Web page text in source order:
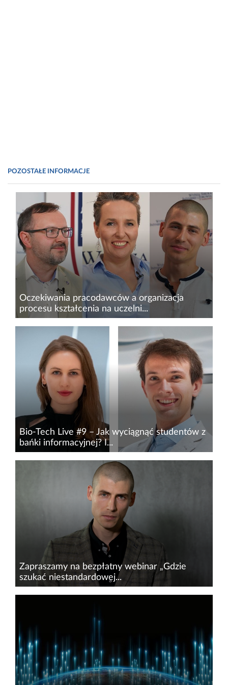
POZOSTAŁE INFORMACJE
Oczekiwania pracodawców a organizacja
procesu kształcenia na uczelni...
Udostępniliśmy właśnie dla Was drugi panel
dyskusyjny, zorganizowany w ramach
tegorocznego Beauty Innovations – Forum
Branży Kosmetycznej. Tym razem zestawiliśmy
ze sobą pracodawcę z sektora...
Bio-Tech Live #9 – Jak wyciągnąć studentów z
bańki informacyjnej? I...
W kolejnym odcinku programu Bio-Tech Live
szukamy odpowiedzi na pytania, jak studenci
różnych kierunków i specjalizacji mogą
zintegrować się i wspólnymi siłami skuteczniej
zaangażować w rozwój swoich...
Zapraszamy na bezpłatny webinar „Gdzie
szukać niestandardowej...
Jako partner targów pracy&nbsp;Spotkaj
wydarzeń satelitarnych, poprzedzających
oficjalną imprezę, Adam Zalewski, redaktor
naczelny...